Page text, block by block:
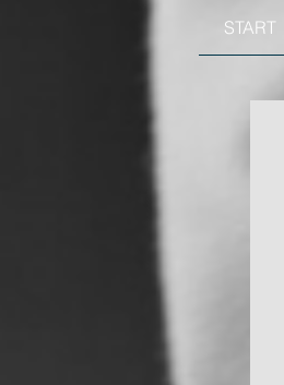
START